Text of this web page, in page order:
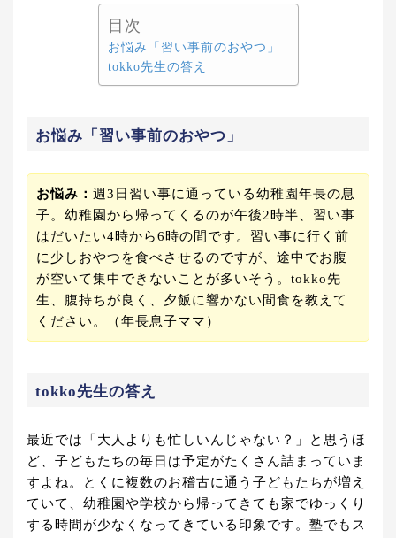
目次
お悩み「習い事前のおやつ」
tokko先生の答え
お悩み「習い事前のおやつ」
お悩み： 週3日習い事に通っている幼稚園年長の息
子。幼稚園から帰ってくるのが午後2時半、習い事
はだいたい4時から6時の間です。習い事に行く前
に少しおやつを食べさせるのですが、途中でお腹
が空いて集中できないことが多いそう。tokko先
生、腹持ちが良く、夕飯に響かない間食を教えて
ください。（年長息子ママ）
tokko先生の答え
最近では「大人よりも忙しいんじゃない？」と思うほ
ど、子どもたちの毎日は予定がたくさん詰まっていま
すよね。とくに複数のお稽古に通う子どもたちが増え
ていて、幼稚園や学校から帰ってきても家でゆっくり
する時間が少なくなってきている印象です。塾でもス